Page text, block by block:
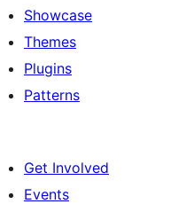
Showcase
Themes
Plugins
Patterns
Get Involved
Events